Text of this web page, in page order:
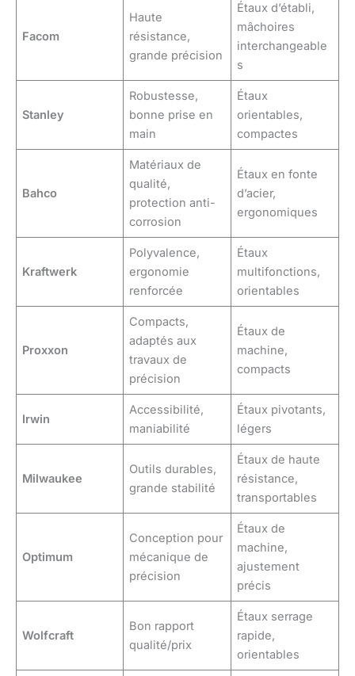
Facom
Haute
résistance,
grande précision
Étaux d’établi,
mâchoires
interchangeable
s
Stanley
Robustesse,
bonne prise en
main
Étaux
orientables,
compactes
Bahco
Matériaux de
qualité,
protection anti-
corrosion
Étaux en fonte
d’acier,
ergonomiques
Kraftwerk
Polyvalence,
ergonomie
renforcée
Étaux
multifonctions,
orientables
Proxxon
Compacts,
adaptés aux
travaux de
précision
Étaux de
machine,
compacts
Irwin
Accessibilité,
maniabilité
Étaux pivotants,
légers
Milwaukee
Outils durables,
grande stabilité
Étaux de haute
résistance,
transportables
Optimum
Conception pour
mécanique de
précision
Étaux de
machine,
ajustement
précis
Wolfcraft
Bon rapport
qualité/prix
Étaux serrage
rapide,
orientables